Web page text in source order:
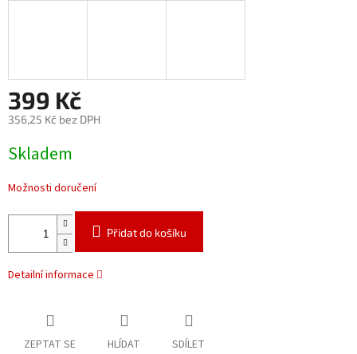
399 Kč
356,25 Kč bez DPH
cena:
Skladem
Možnosti doručení
Přidat do košíku
Detailní informace
ZEPTAT SE HLÍDAT SDÍLET